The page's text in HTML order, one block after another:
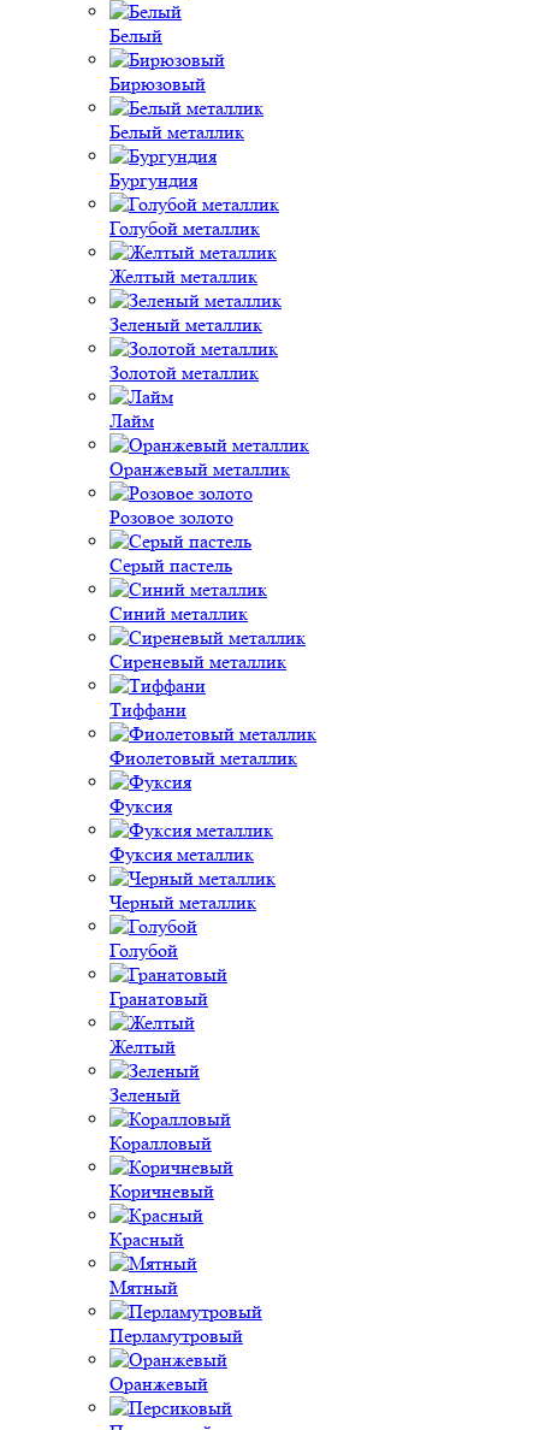
Белый
Бирюзовый
Белый металлик
Бургундия
Голубой металлик
Желтый металлик
Зеленый металлик
Золотой металлик
Лайм
Оранжевый металлик
Розовое золото
Серый пастель
Синий металлик
Сиреневый металлик
Тиффани
Фиолетовый металлик
Фуксия
Фуксия металлик
Черный металлик
Голубой
Гранатовый
Желтый
Зеленый
Коралловый
Коричневый
Красный
Мятный
Перламутровый
Оранжевый